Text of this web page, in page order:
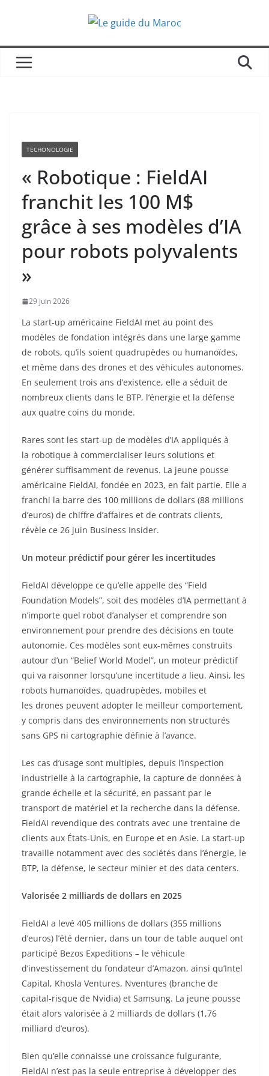
TECHONOLOGIE
« Robotique : FieldAI
franchit les 100 M$
grâce à ses modèles d’IA
pour robots polyvalents
»
29 juin 2026
La start-up américaine FieldAI met au point des
modèles de fondation intégrés dans une large gamme
de robots, qu’ils soient quadrupèdes ou humanoïdes,
et même dans des drones et des véhicules autonomes.
En seulement trois ans d’existence, elle a séduit de
nombreux clients dans le BTP, l’énergie et la défense
aux quatre coins du monde.
Rares sont les start-up de modèles d’IA appliqués à
la robotique à commercialiser leurs solutions et
générer suffisamment de revenus. La jeune pousse
américaine FieldAI, fondée en 2023, en fait partie. Elle a
franchi la barre des 100 millions de dollars (88 millions
d’euros) de chiffre d’affaires et de contrats clients,
révèle ce 26 juin Business Insider.
Un moteur prédictif pour gérer les incertitudes
FieldAI développe ce qu’elle appelle des “Field
Foundation Models”, soit des modèles d’IA permettant à
n’importe quel robot d’analyser et comprendre son
environnement pour prendre des décisions en toute
autonomie. Ces modèles sont eux-mêmes construits
autour d’un “Belief World Model”, un moteur prédictif
qui va raisonner lorsqu’une incertitude a lieu. Ainsi, les
robots humanoïdes, quadrupèdes, mobiles et
les drones peuvent adopter le meilleur comportement,
y compris dans des environnements non structurés
sans GPS ni cartographie définie à l’avance.
Les cas d’usage sont multiples, depuis l’inspection
industrielle à la cartographie, la capture de données à
grande échelle et la sécurité, en passant par le
transport de matériel et la recherche dans la défense.
FieldAI revendique des contrats avec une trentaine de
clients aux États-Unis, en Europe et en Asie. La start-up
travaille notamment avec des sociétés dans l’énergie, le
BTP, la défense, le secteur minier et des data centers.
Valorisée 2 milliards de dollars en 2025
FieldAI a levé 405 millions de dollars (355 millions
d’euros) l’été dernier, dans un tour de table auquel ont
participé Bezos Expeditions – le véhicule
d’investissement du fondateur d’Amazon, ainsi qu’Intel
Capital, Khosla Ventures, Nventures (branche de
capital-risque de Nvidia) et Samsung. La jeune pousse
était alors valorisée à 2 milliards de dollars (1,76
milliard d’euros).
Bien qu’elle connaisse une croissance fulgurante,
FieldAI n’est pas la seule entreprise à développer des